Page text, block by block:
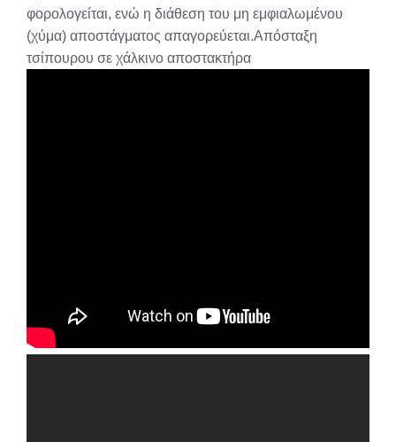
φορολογείται, ενώ η διάθεση του μη εμφιαλωμένου
(χύμα) αποστάγματος απαγορεύεται.Απόσταξη
τσίπουρου σε χάλκινο αποστακτήρα